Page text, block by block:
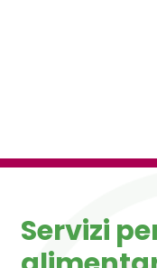
Servizi